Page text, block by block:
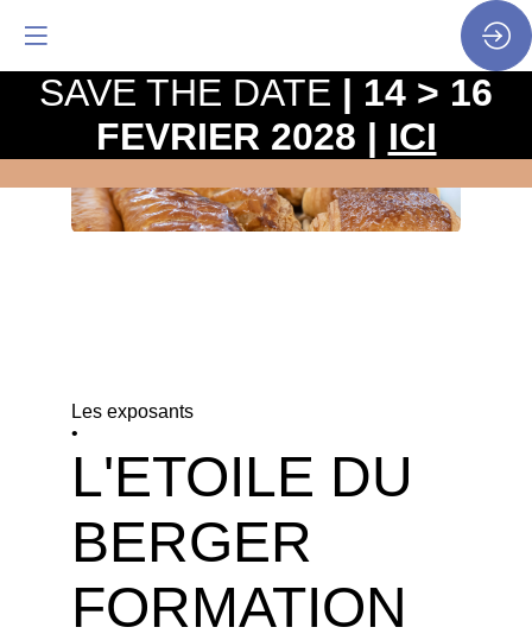
Les exposants
•
L'ETOILE DU
BERGER
FORMATION
SAVE THE DATE | 14 > 16
FEVRIER 2028 | ICI